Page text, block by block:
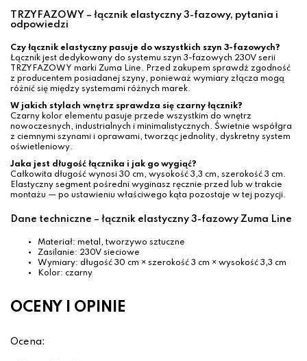
TRZYFAZOWY – łącznik elastyczny 3-fazowy, pytania i
odpowiedzi
Czy łącznik elastyczny pasuje do wszystkich szyn 3-fazowych?
Łącznik jest dedykowany do systemu szyn 3-fazowych 230V serii
TRZYFAZOWY marki Zuma Line. Przed zakupem sprawdź zgodność
z producentem posiadanej szyny, ponieważ wymiary złącza mogą
różnić się między systemami różnych marek.
W jakich stylach wnętrz sprawdza się czarny łącznik?
Czarny kolor elementu pasuje przede wszystkim do wnętrz
nowoczesnych, industrialnych i minimalistycznych. Świetnie współgra
z ciemnymi szynami i oprawami, tworząc jednolity, dyskretny system
oświetleniowy.
Jaka jest długość łącznika i jak go wygiąć?
Całkowita długość wynosi 30 cm, wysokość 3,3 cm, szerokość 3 cm.
Elastyczny segment pośredni wyginasz ręcznie przed lub w trakcie
montażu — po ustawieniu właściwego kąta pozostaje w tej pozycji.
Dane techniczne – łącznik elastyczny 3-fazowy Zuma Line
Materiał: metal, tworzywo sztuczne
Zasilanie: 230V sieciowe
Wymiary: długość 30 cm × szerokość 3 cm × wysokość 3,3 cm
Kolor: czarny
OCENY I OPINIE
Ocena: